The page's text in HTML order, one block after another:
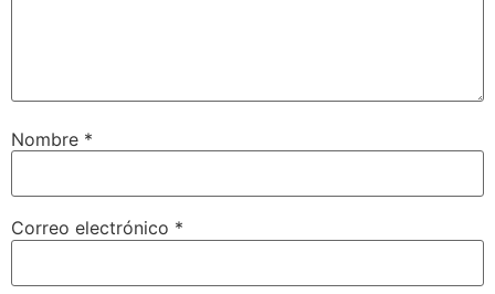
Nombre *
Correo electrónico *